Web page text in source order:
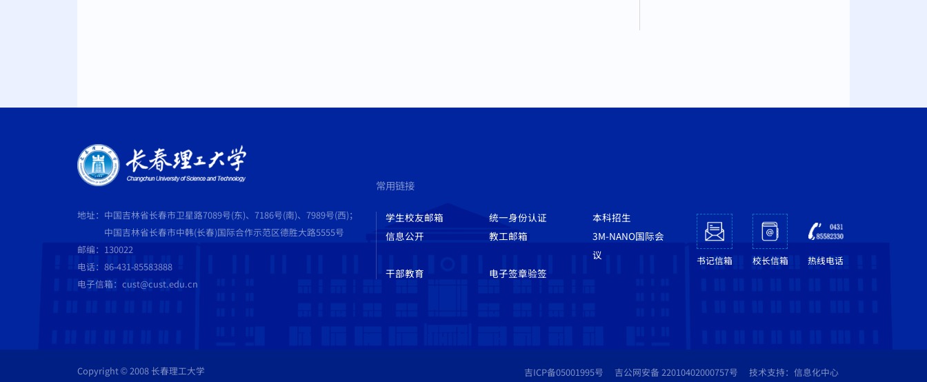
地址：中国吉林省长春市卫星路7089号(东)、7186号(南)、7989号(西)；
中国吉林省长春市中韩(长春)国际合作示范区德胜大路5555号
邮编：130022
电话：86-431-85583888
电子信箱：cust@cust.edu.cn
常用链接
学生校友邮箱 统一身份认证
本科招生
信息公开
教工邮箱
3M-NANO国际会
议
干部教育
电子签章验签
书记信箱 校长信箱 热线电话
Copyright © 2008 长春理工大学 吉ICP备05001995号 吉公网安备 22010402000757号 技术支持：信息化中心